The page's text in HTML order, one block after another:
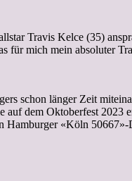
Travis Kelce (35)
für mich mein absoluter
schon länger Zeit
dem Oktoberfest 2023
Hamburger «Köln 50667»-